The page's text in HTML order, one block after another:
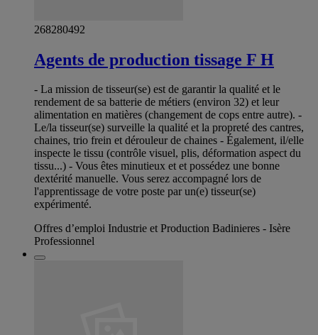
268280492
Agents de production tissage F H
- La mission de tisseur(se) est de garantir la qualité et le
rendement de sa batterie de métiers (environ 32) et leur
alimentation en matières (changement de cops entre autre). -
Le/la tisseur(se) surveille la qualité et la propreté des cantres,
chaines, trio frein et dérouleur de chaines - Également, il/elle
inspecte le tissu (contrôle visuel, plis, déformation aspect du
tissu...) - Vous êtes minutieux et et possédez une bonne
dextérité manuelle. Vous serez accompagné lors de
l'apprentissage de votre poste par un(e) tisseur(se)
expérimenté.
Offres d’emploi Industrie et Production Badinieres - Isère
Professionnel